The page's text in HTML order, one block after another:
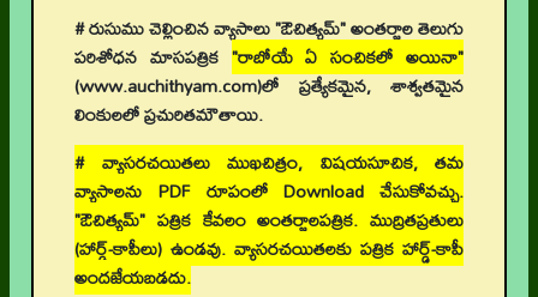
# రుసుము చెల్లించిన వ్యాసాలు "ఔచిత్యమ్" అంతర్జాల తెలుగు
పరిశోధన మాసపత్రిక "రాబోయే ఏ సంచికలో అయినా"
(www.auchithyam.com)లో ప్రత్యేకమైన, శాశ్వతమైన
లింకులలో ప్రచురితమౌతాయి.
# వ్యాసరచయితలు ముఖచిత్రం, విషయసూచిక, తమ
వ్యాసాలను PDF రూపంలో Download చేసుకోవచ్చు.
"ఔచిత్యమ్" పత్రిక కేవలం అంతర్జాలపత్రిక. ముద్రితప్రతులు
(హార్డ్-కాపీలు) ఉండవు. వ్యాసరచయితలకు పత్రిక హార్డ్-కాపీ
అందజేయబడదు.